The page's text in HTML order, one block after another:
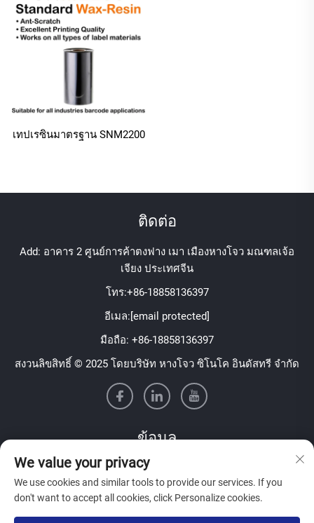
เทปเรซินมาตรฐาน SNM2200
ติดต่อ
Add: อาคาร 2 ศูนย์การค้าตงฟาง เมา เมืองหางโจว มณฑลเจ้อ
เจียง ประเทศจีน
โทร:+86-18858136397
อีเมล:[email protected]
มือถือ: +86-18858136397
สงวนลิขสิทธิ์ © 2025 โดยบริษัท หางโจว ซิโนโค อินดัสทรี จำกัด
ข้อมูล
สมัครรับจดหมายข่าวรายสัปดาห์ของเรา
We value your privacy
We use cookies and similar tools to provide our services. If you
don't want to accept all cookies, click Personalize cookies.